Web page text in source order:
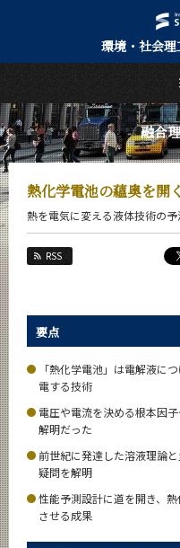
環境・社会
融合
熱化学電池の蘊奥を開く
熱を電気に変える液体技術の
RSS
要点
「熱化学電池」は電解液に
電する技術
電圧や電流を決める根本因
解明だった
前世紀に発達した溶液理論
疑問を解明
性能予測設計に道を開き、
させる成果
日本語
トップページ
Top Page
融合理工学系について
About Us
教育
Education
教員・研究室
Faculty and Laboratories
Future
入学案内
Admissions
News
News 一覧
カテゴリ別
課程別